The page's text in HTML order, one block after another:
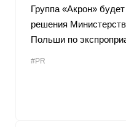
Группа «Акрон»
решения
Польши по
#PR